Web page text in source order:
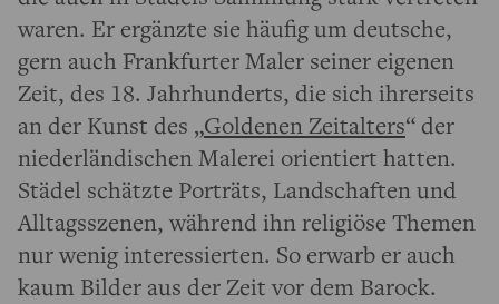
waren. Er ergänzte sie häufig um deutsche,
gern auch Frankfurter Maler seiner eigenen
Zeit, des 18. Jahrhunderts, die sich ihrerseits
an der Kunst des „Goldenen Zeitalters“ der
niederländischen Malerei orientiert hatten.
Städel schätzte Porträts, Landschaften und
Alltagsszenen, während ihn religiöse Themen
nur wenig interessierten. So erwarb er auch
kaum Bilder aus der Zeit vor dem Barock.